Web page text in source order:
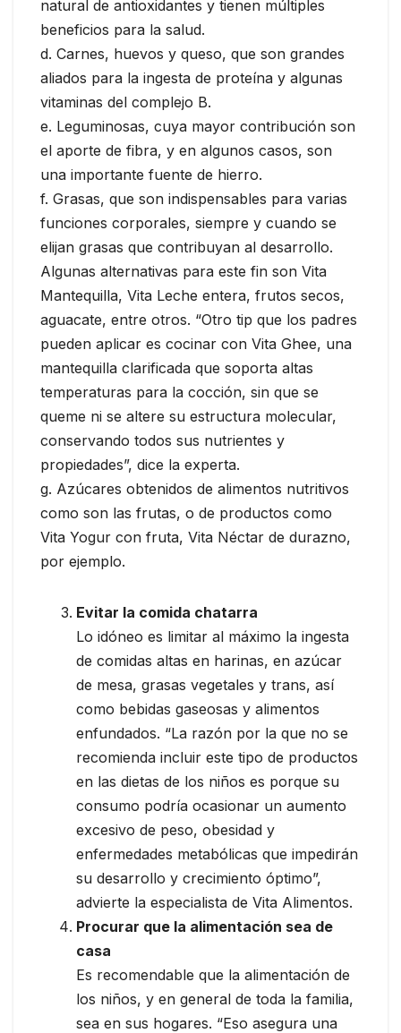
natural de antioxidantes y tienen múltiples
beneficios para la salud.
d. Carnes, huevos y queso, que son grandes
aliados para la ingesta de proteína y algunas
vitaminas del complejo B.
e. Leguminosas, cuya mayor contribución son
el aporte de fibra, y en algunos casos, son
una importante fuente de hierro.
f. Grasas, que son indispensables para varias
funciones corporales, siempre y cuando se
elijan grasas que contribuyan al desarrollo.
Algunas alternativas para este fin son Vita
Mantequilla, Vita Leche entera, frutos secos,
aguacate, entre otros. “Otro tip que los padres
pueden aplicar es cocinar con Vita Ghee, una
mantequilla clarificada que soporta altas
temperaturas para la cocción, sin que se
queme ni se altere su estructura molecular,
conservando todos sus nutrientes y
propiedades”, dice la experta.
g. Azúcares obtenidos de alimentos nutritivos
como son las frutas, o de productos como
Vita Yogur con fruta, Vita Néctar de durazno,
por ejemplo.
Evitar la comida chatarra
Lo idóneo es limitar al máximo la ingesta
de comidas altas en harinas, en azúcar
de mesa, grasas vegetales y trans, así
como bebidas gaseosas y alimentos
enfundados. “La razón por la que no se
recomienda incluir este tipo de productos
en las dietas de los niños es porque su
consumo podría ocasionar un aumento
excesivo de peso, obesidad y
enfermedades metabólicas que impedirán
su desarrollo y crecimiento óptimo”,
advierte la especialista de Vita Alimentos.
Procurar que la alimentación sea de
casa
Es recomendable que la alimentación de
los niños, y en general de toda la familia,
sea en sus hogares. “Eso asegura una